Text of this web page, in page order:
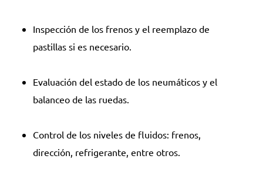
Inspección de los frenos y el reemplazo de
pastillas si es necesario.
Evaluación del estado de los neumáticos y el
balanceo de las ruedas.
Control de los niveles de fluidos: frenos,
dirección, refrigerante, entre otros.